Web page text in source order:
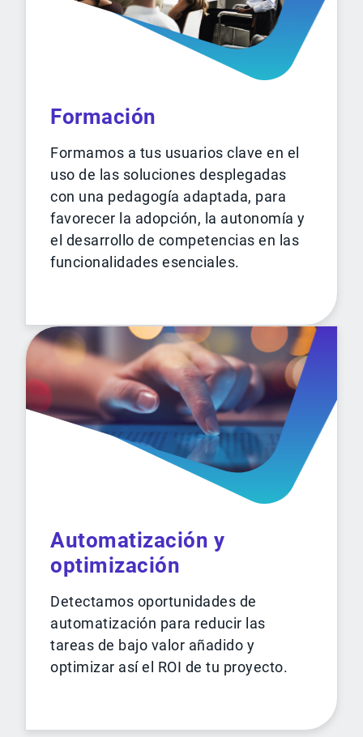
Formación
Formamos a tus usuarios clave en el
uso de las soluciones desplegadas
con una pedagogía adaptada, para
favorecer la adopción, la autonomía y
el desarrollo de competencias en las
funcionalidades esenciales.
Automatización y
optimización
Detectamos oportunidades de
automatización para reducir las
tareas de bajo valor añadido y
optimizar así el ROI de tu proyecto.